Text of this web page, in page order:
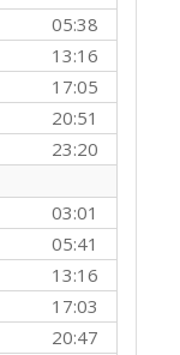
05:38
13:16
17:05
20:51
23:20
03:01
05:41
13:16
17:03
20:47